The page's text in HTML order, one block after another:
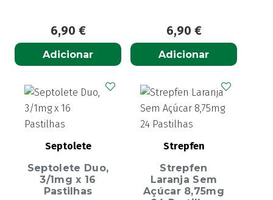
6,90 €
Adicionar
6,90 €
Adicionar
Septolete
Septolete Duo,
3/1mg x 16
Pastilhas
Strepfen
Strepfen
Laranja Sem
Açúcar 8,75mg